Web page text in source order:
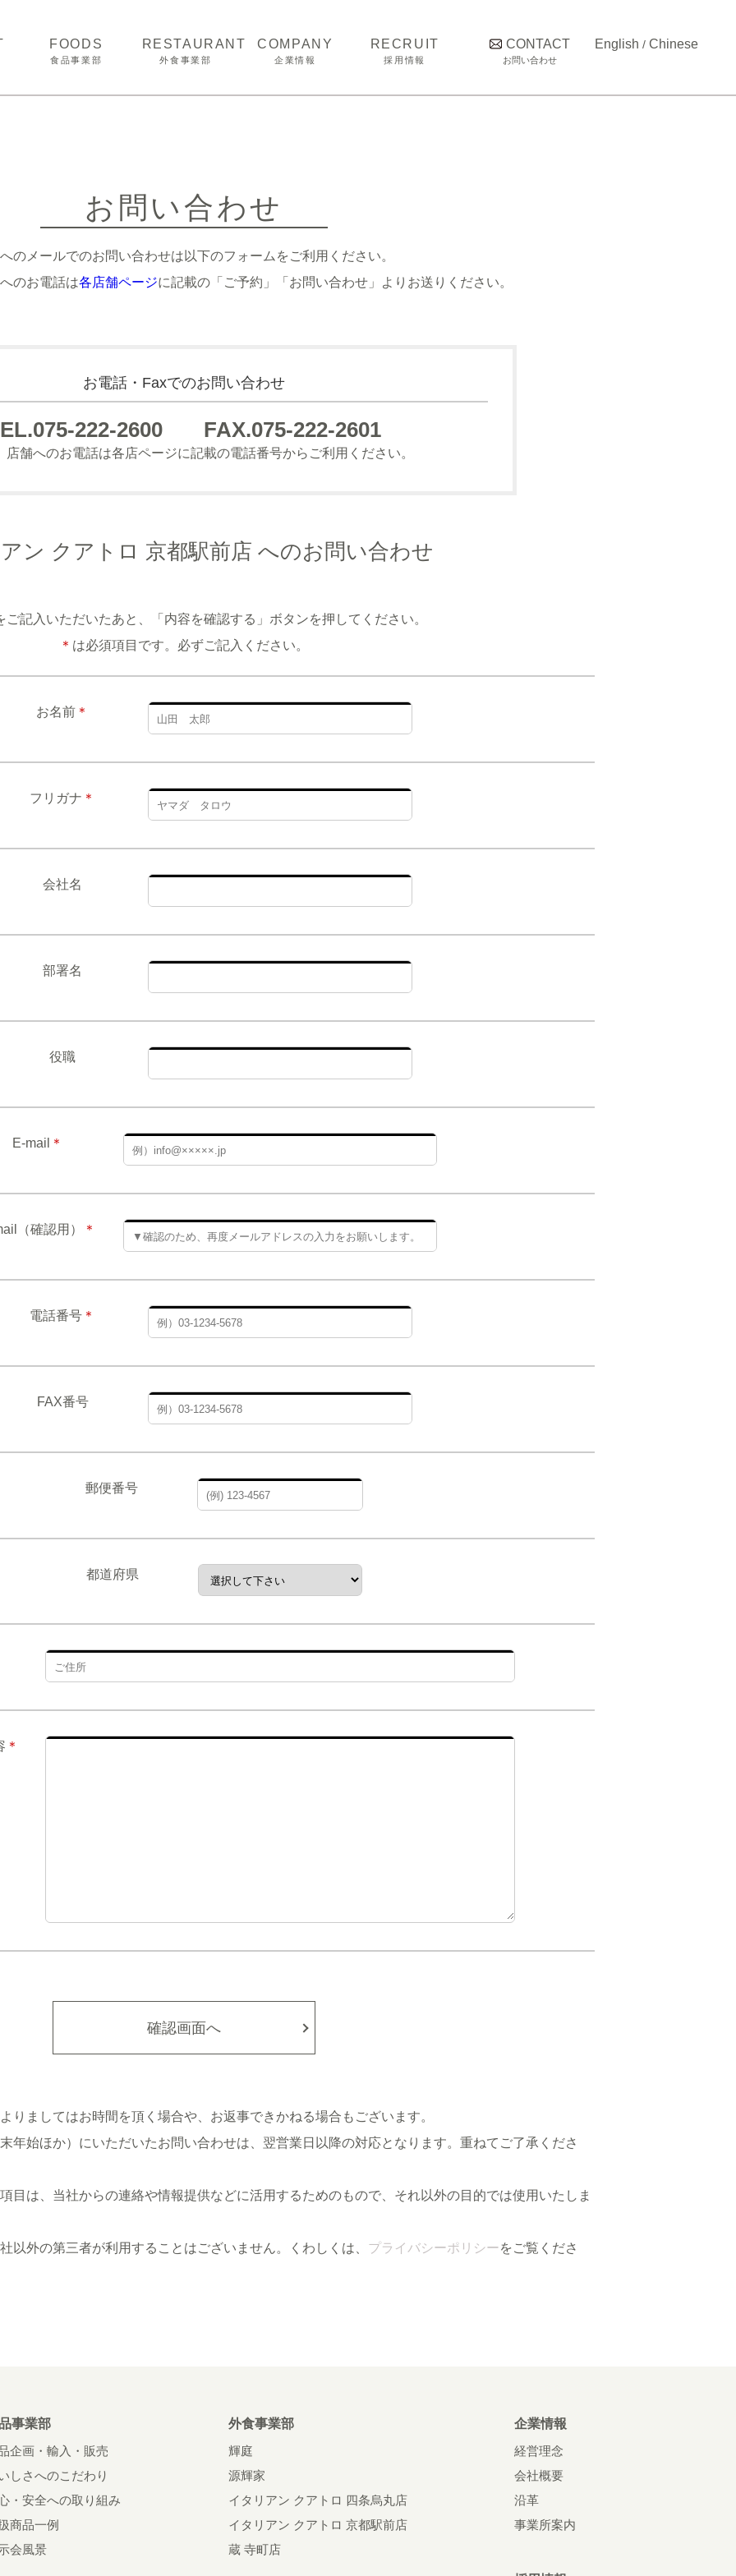
English / Chinese
CONTACT
お問い合わせ
FOODS
食品事業部
展示会風景
RESTAURANT
外食事業部
COMPANY
企業情報
RECRUIT
採用情報
お問い合わせ
のメールでのお問い合わせは以下のフォームをご利用ください。
のお電話は各店舗ページに記載の「ご予約」「お問い合わせ」よりお送りください。
お電話・Faxでのお問い合わせ
222-2600 FAX.075-222-2601
店舗へのお電話は各店ページに記載の電話番号からご利用ください。
ン クアトロ 京都駅前店 へのお問い合わせ
ご記入いただいたあと、「内容を確認する」ボタンを押してください。
＊ は必須項目です。必ずご記入ください。
お名前 ＊
フリガナ ＊
会社名
部署名
役職
E-mail ＊
（確認用） ＊
電話番号 ＊
FAX番号
郵便番号
都道府県
＊
確認画面へ
りましてはお時間を頂く場合や、お返事できかねる場合もございます。
年始ほか）にいただいたお問い合わせは、翌営業日以降の対応となります。重ねてご了承くださ
目は、当社からの連絡や情報提供などに活用するためのもので、それ以外の目的では使用いたしま
以外の第三者が利用することはございません。くわしくは、 プライバシーポリシーをご覧くださ
事業部
企画・輸入・販売
しさへのこだわり
・安全への取り組み
商品一例
会風景
外食事業部
輝庭
源輝家
イタリアン クアトロ 四条烏丸店
イタリアン クアトロ 京都駅前店
蔵 寺町店
企業情報
経営理念
会社概要
沿革
事業所案内